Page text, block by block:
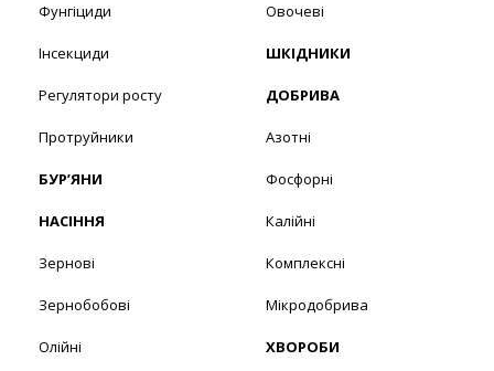
Фунгіциди
Інсекциди
Регулятори росту
Протруйники
БУР’ЯНИ
НАСІННЯ
Зернові
Зернобобові
Олійні
Овочеві
ШКІДНИКИ
ДОБРИВА
Азотні
Фосфорні
Калійні
Комплексні
Мікродобрива
ХВОРОБИ